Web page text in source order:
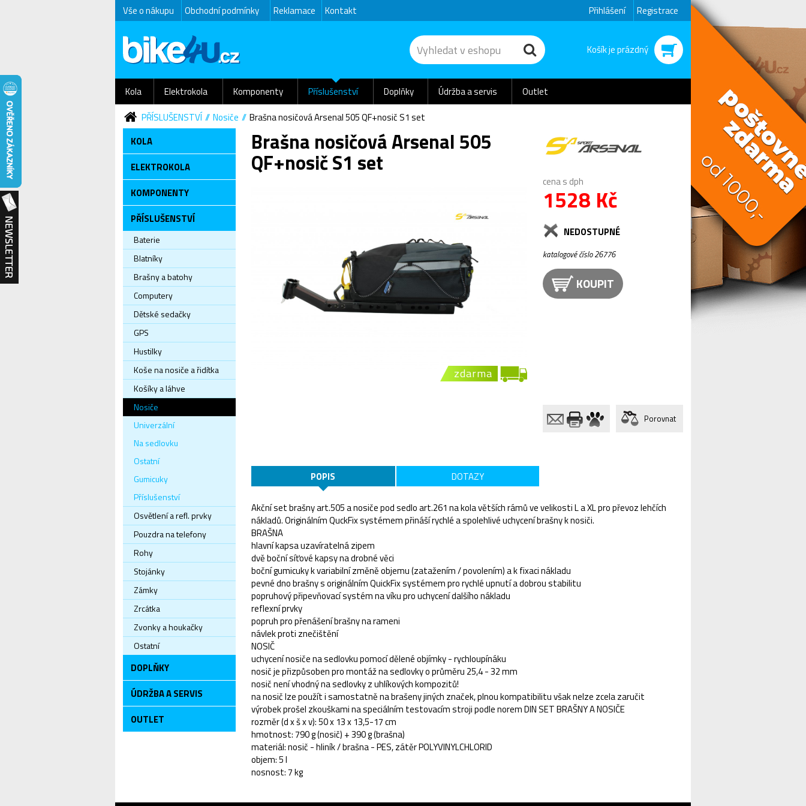
Vše o nákupu Obchodní podmínky Reklamace Kontakt Přihlášení Registrace
Košík je prázdný
Kola Elektrokola Komponenty Příslušenství Doplňky Údržba a servis
Outlet
PŘÍSLUŠENSTVÍ
Nosiče
Brašna nosičová Arsenal 505 QF+nosič S1 set
KOLA
ELEKTROKOLA
KOMPONENTY
PŘÍSLUŠENSTVÍ
Baterie
Blatníky
Brašny a batohy
Computery
Dětské sedačky
GPS
Hustilky
Koše na nosiče a řidítka
Košíky a láhve
Nosiče
Univerzální
Na sedlovku
Ostatní
Gumicuky
Příslušenství
Osvětlení a refl. prvky
Pouzdra na telefony
Rohy
Stojánky
Zámky
Zrcátka
Zvonky a houkačky
Ostatní
DOPLŇKY
ÚDRŽBA A SERVIS
OUTLET
Brašna nosičová Arsenal 505
QF+nosič S1 set
zdarma
cena s dph
1528 Kč
NEDOSTUPNÉ
katalogové číslo 26776
KOUPIT
Porovnat
POPIS DOTAZY
Akční set brašny art.505 a nosiče pod sedlo art.261 na kola větších rámů ve velikosti L a XL pro převoz lehčích
nákladů. Originálním QuckFix systémem přináší rychlé a spolehlivé uchycení brašny k nosiči.
BRAŠNA
hlavní kapsa uzavíratelná zipem
dvě boční síťové kapsy na drobné věci
boční gumicuky k variabilní změně objemu (zatažením / povolením) a k fixaci nákladu
pevné dno brašny s originálním QuickFix systémem pro rychlé upnutí a dobrou stabilitu
popruhový připevňovací systém na víku pro uchycení dalšího nákladu
reflexní prvky
popruh pro přenášení brašny na rameni
návlek proti znečištění
NOSIČ
uchycení nosiče na sedlovku pomocí dělené objímky - rychloupínáku
nosič je přizpůsoben pro montáž na sedlovky o průměru 25,4 - 32 mm
nosič není vhodný na sedlovky z uhlíkových kompozitů!
na nosič lze použít i samostatně na brašeny jiných značek, plnou kompatibilitu však nelze zcela zaručit
výrobek prošel zkouškami na speciálním testovacím stroji podle norem DIN SET BRAŠNY A NOSIČE
rozměr (d x š x v): 50 x 13 x 13,5-17 cm
hmotnost: 790 g (nosič) + 390 g (brašna)
materiál: nosič - hliník / brašna - PES, zátěr POLYVINYLCHLORID
objem: 5 l
nosnost: 7 kg